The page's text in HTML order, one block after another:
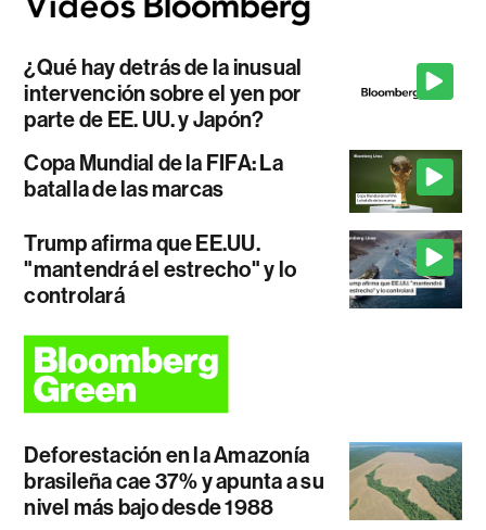
¿Qué hay detrás de la inusual
intervención sobre el yen por
parte de EE. UU. y Japón?
Copa Mundial de la FIFA: La
batalla de las marcas
Trump afirma que EE.UU.
"mantendrá el estrecho" y lo
controlará
Deforestación en la Amazonía
brasileña cae 37% y apunta a su
nivel más bajo desde 1988